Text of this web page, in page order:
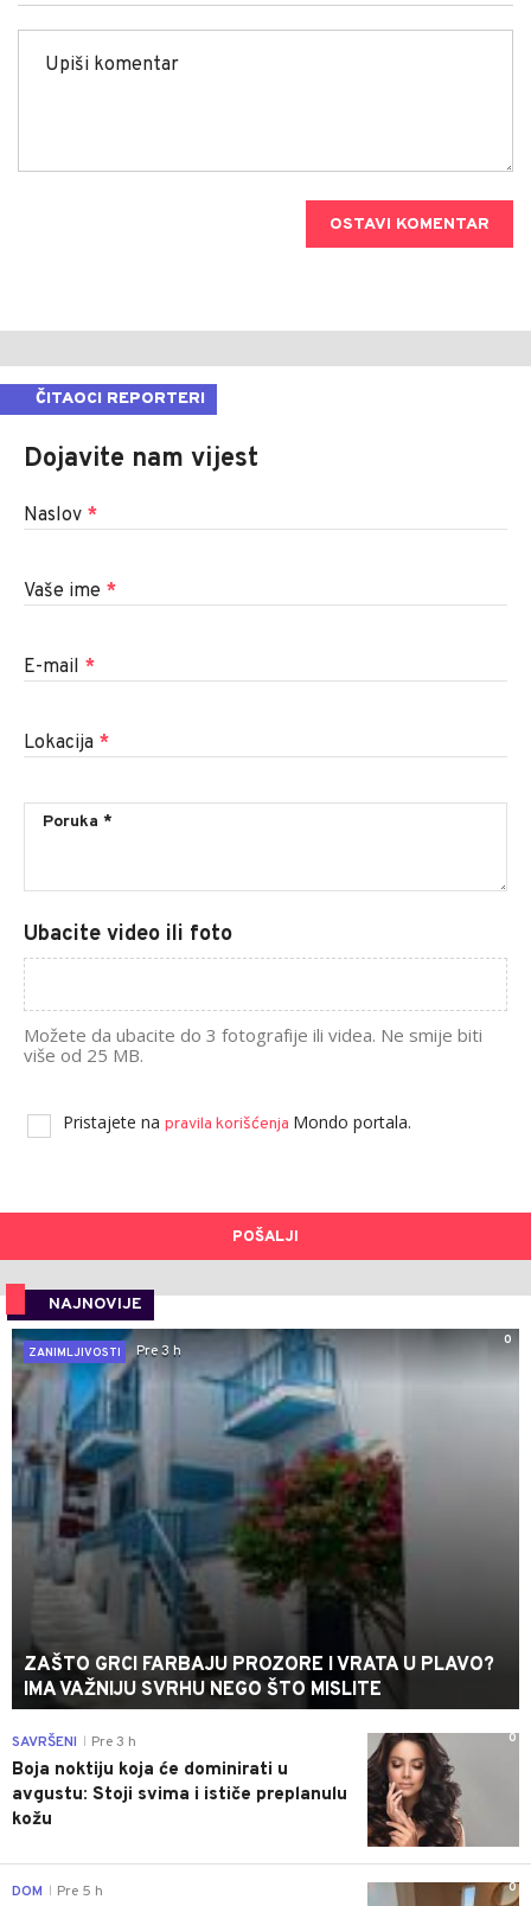
OSTAVI KOMENTAR
ČITAOCI REPORTERI
Dojavite nam vijest
Naslov *
Vaše ime *
E-mail *
Lokacija *
Ubacite video ili foto
Možete da ubacite do 3 fotografije ili videa. Ne smije biti
više od 25 MB.
Pristajete na pravila korišćenja Mondo portala.
POŠALJI
NAJNOVIJE
0
ZANIMLJIVOSTI
Pre 3 h
ZAŠTO GRCI FARBAJU PROZORE I VRATA U PLAVO?
IMA VAŽNIJU SVRHU NEGO ŠTO MISLITE
0
SAVRŠENI Pre 3 h
Boja noktiju koja će dominirati u
avgustu: Stoji svima i ističe preplanulu
kožu
0
DOM Pre 5 h